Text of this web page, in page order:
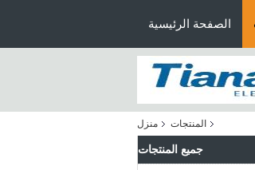
الصفحة الرئيسية
منزل المنتجات
جميع المنتجات